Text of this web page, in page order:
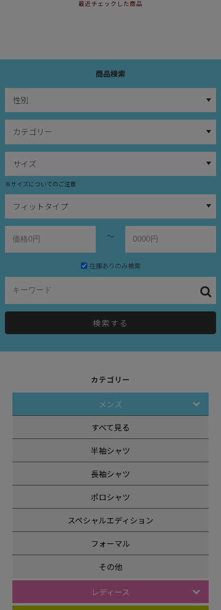
最近チェックした商品
商品検索
※サイズについてのご注意
～
在庫ありのみ検索
検索する
カテゴリー
メンズ
すべて見る
半袖シャツ
長袖シャツ
ポロシャツ
スペシャルエディション
フォーマル
その他
レディース